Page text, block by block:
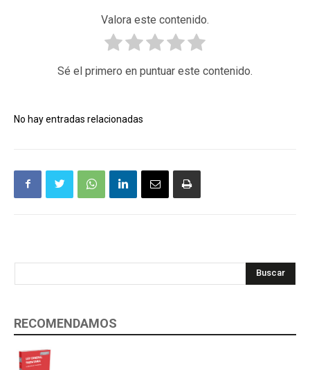
Valora este contenido.
Sé el primero en puntuar este contenido.
No hay entradas relacionadas
Buscar
RECOMENDAMOS